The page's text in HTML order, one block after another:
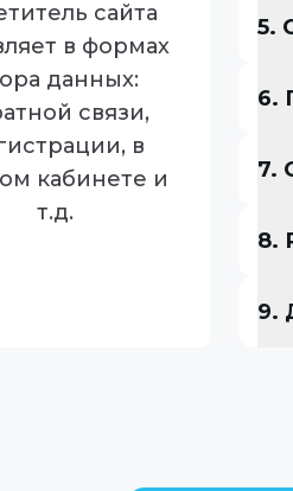
сайта
в формах
данных:
связи,
в
кабинете и
т.д.
5.
6.
7.
8.
9.